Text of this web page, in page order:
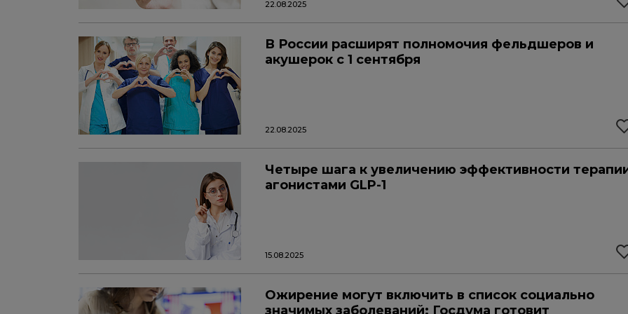
22.08.2025
В России расширят полномочия фельдшеров и
акушерок с 1 сентября
22.08.2025
Четыре шага к увеличению эффективности
агонистами GLP-1
15.08.2025
Ожирение могут включить в список социально
значимых заболеваний: Госдума готовит